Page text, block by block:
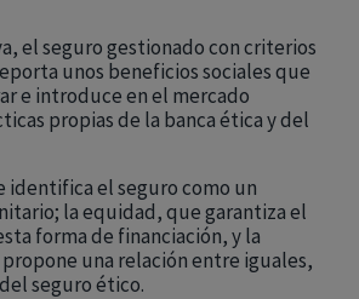
el seguro gestionado con criterios
unos beneficios sociales que
e introduce en el mercado
propias de la banca ética y del
identifica el seguro como un
la equidad, que garantiza el
forma de financiación, y la
una relación entre iguales,
seguro ético.